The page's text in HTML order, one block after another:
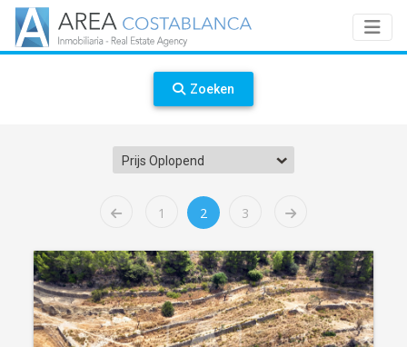
Zoeken
Prijs Oplopend
1 2 3